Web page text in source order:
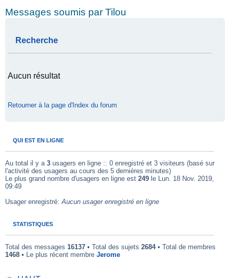
Messages soumis par Tilou
Recherche
Aucun résultat
Retourner à la page d'Index du forum
QUI EST EN LIGNE
Au total il y a 3 usagers en ligne :: 0 enregistré et 3 visiteurs (basé sur
l'activité des usagers au cours des 5 dernières minutes)
Le plus grand nombre d'usagers en ligne est 249 le Lun. 18 Nov. 2019,
09:49
Usager enregistré:Aucun usager enregistré en ligne
STATISTIQUES
Total des messages 16137 • Total des sujets 2684• Total de membres
1468 • Le plus récent membre Jerome